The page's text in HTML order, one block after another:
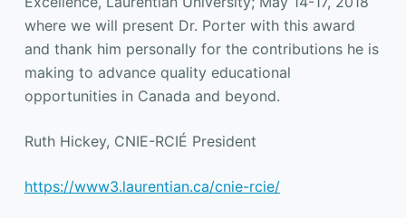
where we will present Dr. Porter with this award
and thank him personally for the contributions he is
making to advance quality educational
opportunities in Canada and beyond.
Ruth Hickey, CNIE-RCIÉ President
https://www3.laurentian.ca/cnie-rcie/